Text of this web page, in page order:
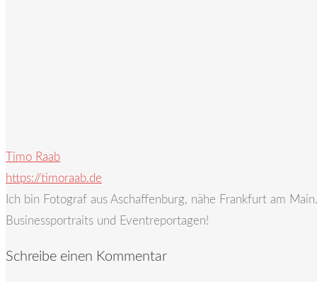
Timo Raab
https://timoraab.de
Ich bin Fotograf aus Aschaffenburg, nähe Frankfurt am
Businessportraits und Eventreportagen!
Schreibe einen Kommentar